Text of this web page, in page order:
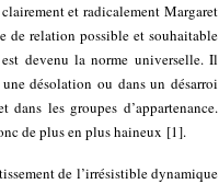
et radicalement Margaret
de relation possible et souhaitable
devenu la norme universelle. Il
désolation ou dans un désarroi
les groupes d’appartenance.
de plus en plus haineux [1].
de l’irrésistible dynamique